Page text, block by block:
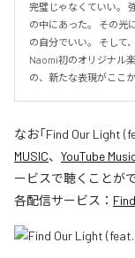
完璧じゃなくていい。
の中にあった。 その光
の自分でいい。 そして
Naomi初のオリジナル
の、新たな表現がここ
なお「Find Our Light
MUSIC、 YouTube
ービスで聴くことが
各配信サービス：